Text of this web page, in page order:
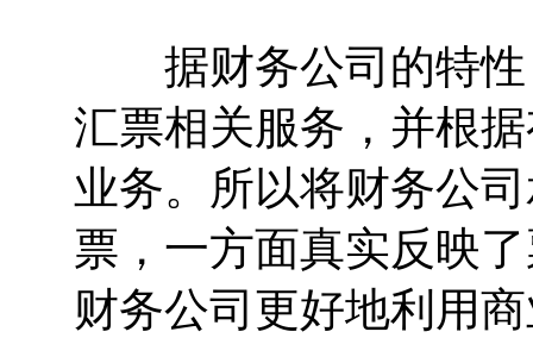
据财务公司的特性
汇票相关服务，并根
业务。所以将财务公
票，一方面真实反映
财务公司更好地利用